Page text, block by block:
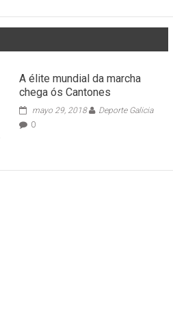
A élite mundial da marcha
chega ós Cantones
mayo 29, 2018
Deporte Galicia
0